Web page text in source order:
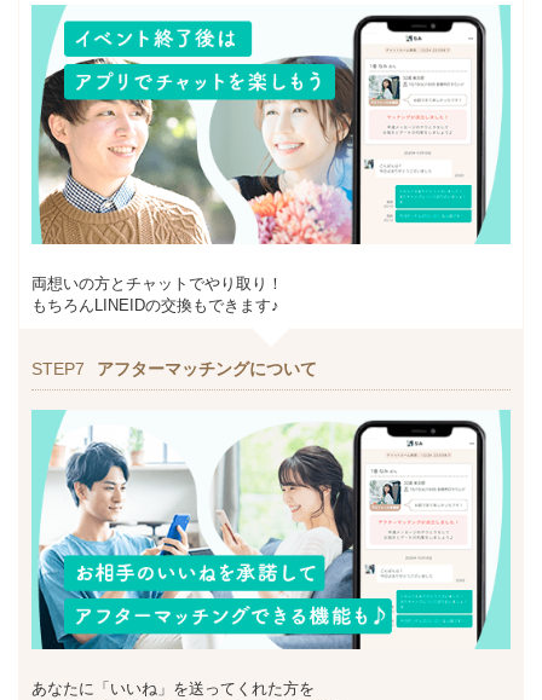
両想いの方とチャットでやり取り！
もちろんLINEIDの交換もできます♪
STEP7 アフターマッチングについて
あなたに「いいね」を送ってくれた方を